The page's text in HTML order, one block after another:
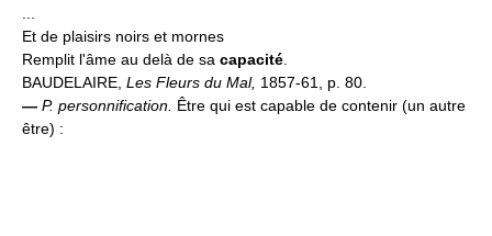
Et de plaisirs noirs et mornes
Remplit l'âme au delà de sa capacité
BAUDELAIRE, Les Fleurs du Mal, 1857-61, p. 80.
— P. personnification. Être qui est capable de contenir (un autre
être) :